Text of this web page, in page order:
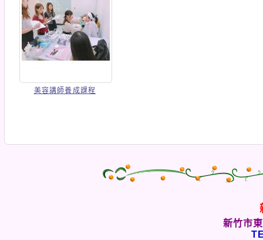
美容講師養成課程
新竹市